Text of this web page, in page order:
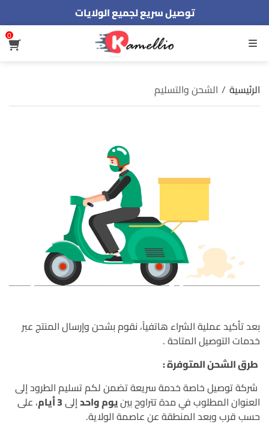
توصيل سريع لجميع الولايات
نفخر بأكثر من 3000 مشتري سعيد
أطلب الآن والدفع فقط عند استلام المنتج
القائمة
0
الرئيسية / الشحن والتسليم
بعد تأكيد عملية الشراء هاتفياً، نقوم بشحن وإرسال المنتج عبر
خدمات التوصيل المتاحة .
طرق الشحن المتوفرة :
شركة توصيل خاصة خدمة سريعة تضمن لكم تسليم الطرود إلى
العنوان المطلوب في مدة تتراوح بينيوم واحدإلى3 أيام
، على
حسب قرب وبعد المنطقة عن عاصمة الولاية.